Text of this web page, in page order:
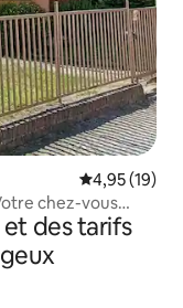
Évaluation
4,95 (19)
chez-vous
des tarifs